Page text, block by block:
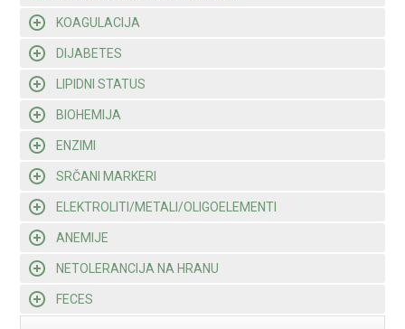
KOAGULACIJA
DIJABETES
LIPIDNI STATUS
BIOHEMIJA
ENZIMI
SRČANI MARKERI
ELEKTROLITI/METALI/OLIGOELEMENTI
ANEMIJE
NETOLERANCIJA NA HRANU
FECES